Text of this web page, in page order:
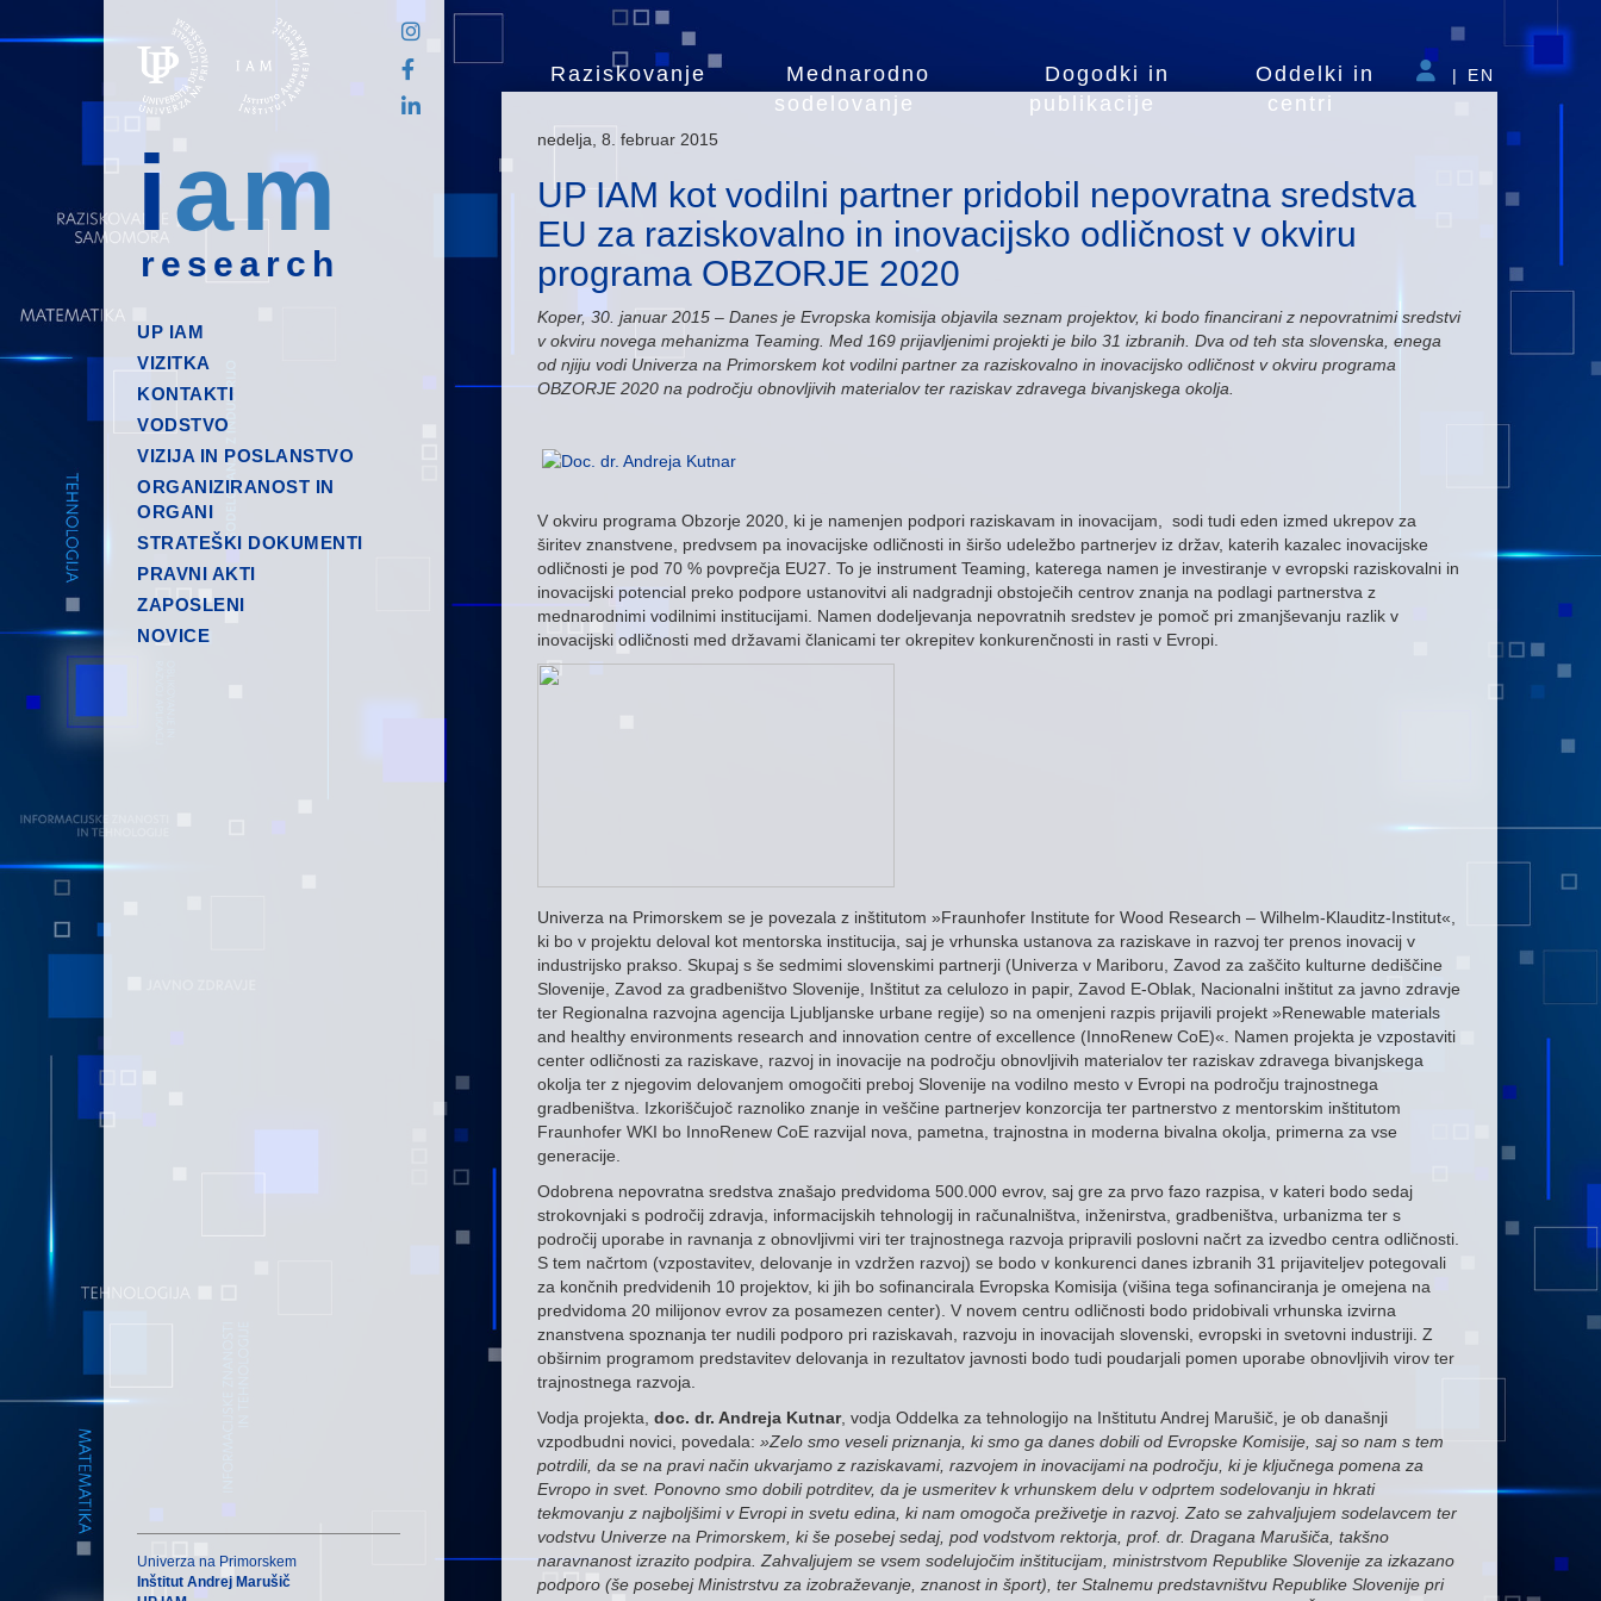
iam
research
Raziskovanje
Mednarodno
sodelovanje
Dogodki in
publikacije
Oddelki in
centri
| EN
UP IAM
VIZITKA
KONTAKTI
VODSTVO
VIZIJA IN POSLANSTVO
ORGANIZIRANOST IN
ORGANI
STRATEŠKI DOKUMENTI
PRAVNI AKTI
ZAPOSLENI
NOVICE
nedelja, 8. februar 2015
UP IAM kot vodilni partner pridobil nepovratna sredstva
EU za raziskovalno in inovacijsko odličnost v okviru
programa OBZORJE 2020
Koper, 30. januar 2015 – Danes je Evropska komisija objavila seznam projektov, ki bodo financirani z nepovratnimi sredstvi
v okviru novega mehanizma Teaming. Med 169 prijavljenimi projekti je bilo 31 izbranih. Dva od teh sta slovenska, enega
od njiju vodi Univerza na Primorskem kot vodilni partner za raziskovalno in inovacijsko odličnost v okviru programa
OBZORJE 2020 na področju obnovljivih materialov ter raziskav zdravega bivanjskega okolja.
V okviru programa Obzorje 2020, ki je namenjen podpori raziskavam in inovacijam, sodi tudi eden izmed ukrepov za
širitev znanstvene, predvsem pa inovacijske odličnosti in širšo udeležbo partnerjev iz držav, katerih kazalec inovacijske
odličnosti je pod 70 % povprečja EU27. To je instrument Teaming, katerega namen je investiranje v evropski raziskovalni in
inovacijski potencial preko podpore ustanovitvi ali nadgradnji obstoječih centrov znanja na podlagi partnerstva z
mednarodnimi vodilnimi institucijami. Namen dodeljevanja nepovratnih sredstev je pomoč pri zmanjševanju razlik v
inovacijski odličnosti med državami članicami ter okrepitev konkurenčnosti in rasti v Evropi.
Univerza na Primorskem se je povezala z inštitutom »Fraunhofer Institute for Wood Research – Wilhelm-Klauditz-Institut«,
ki bo v projektu deloval kot mentorska institucija, saj je vrhunska ustanova za raziskave in razvoj ter prenos inovacij v
industrijsko prakso. Skupaj s še sedmimi slovenskimi partnerji (Univerza v Mariboru, Zavod za zaščito kulturne dediščine
Slovenije, Zavod za gradbeništvo Slovenije, Inštitut za celulozo in papir, Zavod E-Oblak, Nacionalni inštitut za javno zdravje
ter Regionalna razvojna agencija Ljubljanske urbane regije) so na omenjeni razpis prijavili projekt »Renewable materials
and healthy environments research and innovation centre of excellence (InnoRenew CoE)«. Namen projekta je vzpostaviti
center odličnosti za raziskave, razvoj in inovacije na področju obnovljivih materialov ter raziskav zdravega bivanjskega
okolja ter z njegovim delovanjem omogočiti preboj Slovenije na vodilno mesto v Evropi na področju trajnostnega
gradbeništva. Izkoriščujoč raznoliko znanje in veščine partnerjev konzorcija ter partnerstvo z mentorskim inštitutom
Fraunhofer WKI bo InnoRenew CoE razvijal nova, pametna, trajnostna in moderna bivalna okolja, primerna za vse
generacije.
Odobrena nepovratna sredstva znašajo predvidoma 500.000 evrov, saj gre za prvo fazo razpisa, v kateri bodo sedaj
strokovnjaki s področij zdravja, informacijskih tehnologij in računalništva, inženirstva, gradbeništva, urbanizma ter s
področij uporabe in ravnanja z obnovljivmi viri ter trajnostnega razvoja pripravili poslovni načrt za izvedbo centra odličnosti.
S tem načrtom (vzpostavitev, delovanje in vzdržen razvoj) se bodo v konkurenci danes izbranih 31 prijaviteljev potegovali
za končnih predvidenih 10 projektov, ki jih bo sofinancirala Evropska Komisija (višina tega sofinanciranja je omejena na
predvidoma 20 milijonov evrov za posamezen center). V novem centru odličnosti bodo pridobivali vrhunska izvirna
znanstvena spoznanja ter nudili podporo pri raziskavah, razvoju in inovacijah slovenski, evropski in svetovni industriji. Z
obširnim programom predstavitev delovanja in rezultatov javnosti bodo tudi poudarjali pomen uporabe obnovljivih virov ter
trajnostnega razvoja.
Vodja projekta, doc. dr. Andreja Kutnar, vodja Oddelka za tehnologijo na Inštitutu Andrej Marušič, je ob današnji
vzpodbudni novici, povedala: »Zelo smo veseli priznanja, ki smo ga danes dobili od Evropske Komisije, saj so nam s tem
potrdili, da se na pravi način ukvarjamo z raziskavami, razvojem in inovacijami na področju, ki je ključnega pomena za
Evropo in svet. Ponovno smo dobili potrditev, da je usmeritev k vrhunskem delu v odprtem sodelovanju in hkrati
tekmovanju z najboljšimi v Evropi in svetu edina, ki nam omogoča preživetje in razvoj. Zato se zahvaljujem sodelavcem ter
vodstvu Univerze na Primorskem, ki še posebej sedaj, pod vodstvom rektorja, prof. dr. Dragana Marušiča, takšno
naravnanost izrazito podpira. Zahvaljujem se vsem sodelujočim inštitucijam, ministrstvom Republike Slovenije za izkazano
podporo (še posebej Ministrstvu za izobraževanje, znanost in šport), ter Stalnemu predstavništvu Republike Slovenije pri
Univerza na Primorskem
Inštitut Andrej Marušič